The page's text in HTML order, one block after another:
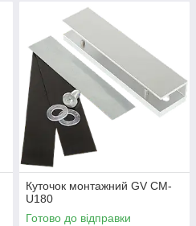
Куточок монтажний GV CM-
U180
Готово до відправки